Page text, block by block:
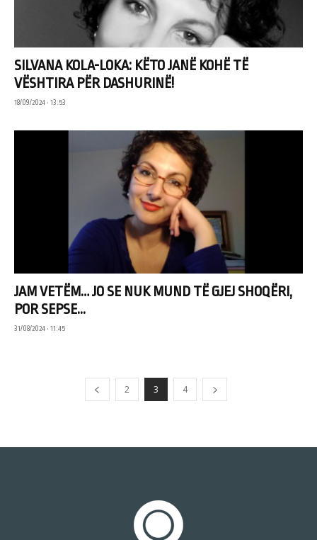
SILVANA KOLA-LOKA: KËTO JANË KOHË TË
VËSHTIRA PËR DASHURINË!
18/09/2024 • 13:53
JAM VETËM… JO SE NUK MUND TË GJEJ SHOQËRI,
POR SEPSE...
31/08/2024 • 11:45
2 3 4